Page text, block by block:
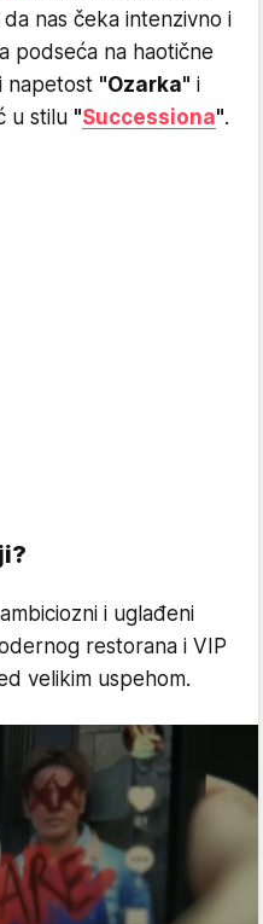
nas čeka intenzivno i
podseća na haotične
napetost "Ozarka" i
u stilu "Successiona".
i uglađeni
restorana i VIP
velikim uspehom.